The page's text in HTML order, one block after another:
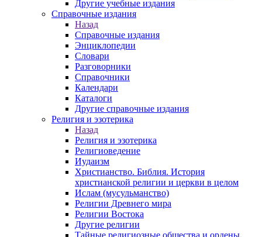
Другие учебные издания
Справочные издания
Назад
Справочные издания
Энциклопедии
Словари
Разговорники
Справочники
Календари
Каталоги
Другие справочные издания
Религия и эзотерика
Назад
Религия и эзотерика
Религиоведение
Иудаизм
Христианство. Библия. История
христианской религии и церкви в целом
Ислам (мусульманство)
Религии Древнего мира
Религии Востока
Другие религии
Тайные религиозные общества и ордены.